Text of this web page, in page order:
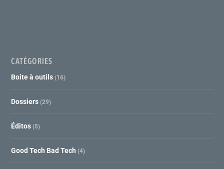
CATÉGORIES
Boite à outils (16)
Dossiers (29)
Éditos (5)
Good Tech Bad Tech (4)